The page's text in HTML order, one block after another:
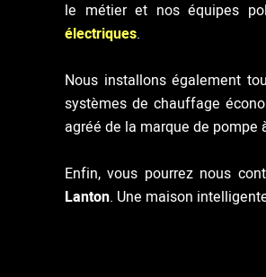
le métier et nos équipes
électriques.
Nous installons également
systèmes de chauffage
agréé de la marque de pompe
Enfin, vous pourrez nous
Lanton. Une maison